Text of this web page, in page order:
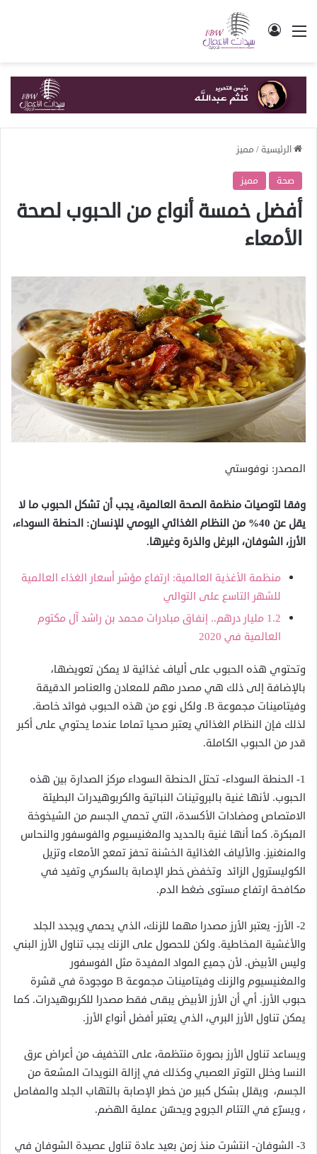
القائمة تسجيل الدخول
الرئيسية/ مميز
صحة مميز
أفضل خمسة أنواع من الحبوب لصحة
الأمعاء
المصدر: نوفوستي
وفقا لتوصيات منظمة الصحة العالمية، يجب أن تشكل الحبوب ما لا
يقل عن 40% من النظام الغذائي اليومي للإنسان: الحنطة السوداء،
الأرز، الشوفان، البرغل والذرة وغيرها.
منظمة الأغذية العالمية: ارتفاع مؤشر أسعار الغذاء العالمية
للشهر التاسع على التوالي
1.2 مليار درهم.. إنفاق مبادرات محمد بن راشد آل مكتوم
العالمية في 2020
وتحتوي هذه الحبوب على ألياف غذائية لا يمكن تعويضها،
بالإضافة إلى ذلك هي مصدر مهم للمعادن والعناصر الدقيقة
وفيتامينات مجموعة В. ولكل نوع من هذه الحبوب فوائد خاصة.
لذلك فإن النظام الغذائي يعتبر صحيا تماما عندما يحتوي على أكبر
قدر من الحبوب الكاملة.
1- الحنطة السوداء- تحتل الحنطة السوداء مركز الصدارة بين هذه
الحبوب. لأنها غنية بالبروتينات النباتية والكربوهيدرات البطيئة
الامتصاص ومضادات الأكسدة، التي تحمي الجسم من الشيخوخة
المبكرة. كما أنها غنية بالحديد والمغنيسيوم والفوسفور والنحاس
والمنغنيز. والألياف الغذائية الخشنة تحفز تمعج الأمعاء وتزيل
الكوليسترول الزائد وتخفض خطر الإصابة بالسكري وتفيد في
مكافحة ارتفاع مستوى ضغط الدم.
2- الأرز- يعتبر الأرز مصدرا مهما للزنك، الذي يحمي ويجدد الجلد
والأغشية المخاطية. ولكن للحصول على الزنك يجب تناول الأرز البني
وليس الأبيض. لأن جميع المواد المفيدة مثل الفوسفور
والمغنيسيوم والزنك وفيتامينات مجموعة В موجودة في قشرة
حبوب الأرز. أي أن الأرز الأبيض يبقى فقط مصدرا للكربوهيدرات. كما
يمكن تناول الأرز البري، الذي يعتبر أفضل أنواع الأرز.
ويساعد تناول الأرز بصورة منتظمة، على التخفيف من أعراض عرق
النسا وخلل التوتر العصبي وكذلك في إزالة النويدات المشعة من
الجسم، ويقلل بشكل كبير من خطر الإصابة بالتهاب الجلد والمفاصل
، ويسرّع في التئام الجروح ويحسّن عملية الهضم.
3- الشوفان- انتشرت منذ زمن بعيد عادة تناول عصيدة الشوفان في